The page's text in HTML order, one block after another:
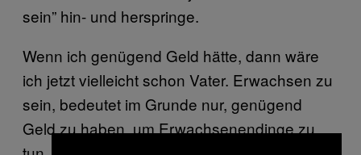
sein” hin- und herspringe.
Wenn ich genügend Geld hätte, dann wäre
ich jetzt vielleicht schon Vater. Erwachsen zu
sein, bedeutet im Grunde nur, genügend
Geld zu haben, um Erwachsenendinge zu